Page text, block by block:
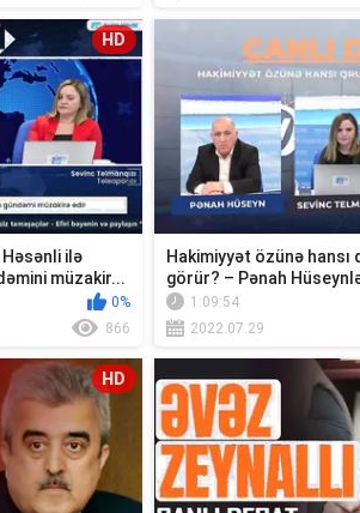
HD
Həsənli ilə
müzakir...
0%
866
Hakimiyyət özünə
görür? – Pənah
“C...1:09:54
2022.07.29
HD